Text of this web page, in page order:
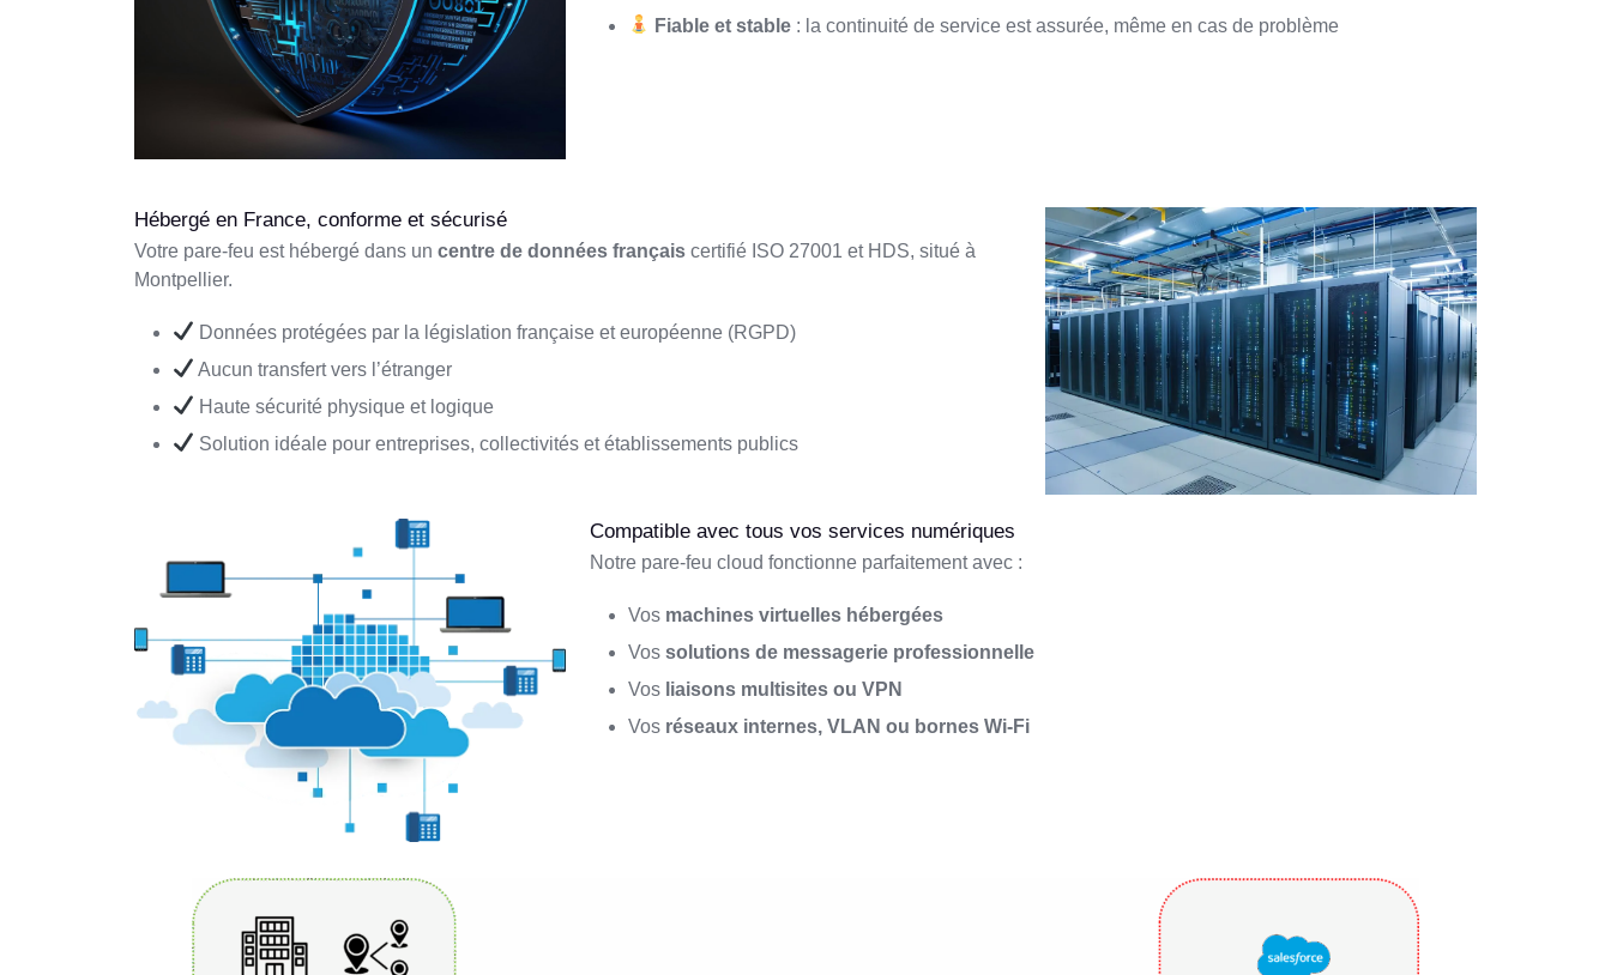
Fiable et stable : la continuité de service est assurée, même en cas de problème
Hébergé en France, conforme et sécurisé
Votre pare-feu est hébergé dans un centre de données français certifié ISO 27001 et HDS, situé à
Montpellier.
Données protégées par la législation française et européenne (RGPD)
Aucun transfert vers l’étranger
Haute sécurité physique et logique
Solution idéale pour entreprises, collectivités et établissements publics
Compatible avec tous vos services numériques
Notre pare-feu cloud fonctionne parfaitement avec :
Vos machines virtuelles hébergées
Vos solutions de messagerie professionnelle
Vos liaisons multisites ou VPN
Vos réseaux internes, VLAN ou bornes Wi-Fi